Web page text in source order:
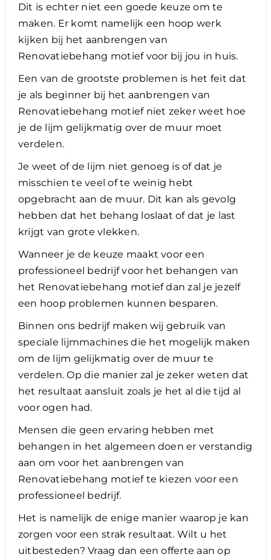
Dit is echter niet een goede keuze om te
maken. Er komt namelijk een hoop werk
kijken bij het aanbrengen van
Renovatiebehang motief voor bij jou in huis.
Een van de grootste problemen is het feit dat
je als beginner bij het aanbrengen van
Renovatiebehang motief niet zeker weet hoe
je de lijm gelijkmatig over de muur moet
verdelen.
Je weet of de lijm niet genoeg is of dat je
misschien te veel of te weinig hebt
opgebracht aan de muur. Dit kan als gevolg
hebben dat het behang loslaat of dat je last
krijgt van grote vlekken.
Wanneer je de keuze maakt voor een
professioneel bedrijf voor het behangen van
het Renovatiebehang motief dan zal je jezelf
een hoop problemen kunnen besparen.
Binnen ons bedrijf maken wij gebruik van
speciale lijmmachines die het mogelijk maken
om de lijm gelijkmatig over de muur te
verdelen. Op die manier zal je zeker weten dat
het resultaat aansluit zoals je het al die tijd al
voor ogen had.
Mensen die geen ervaring hebben met
behangen in het algemeen doen er verstandig
aan om voor het aanbrengen van
Renovatiebehang motief te kiezen voor een
professioneel bedrijf.
Het is namelijk de enige manier waarop je kan
zorgen voor een strak resultaat. Wilt u het
uitbesteden? Vraag dan een offerte aan op